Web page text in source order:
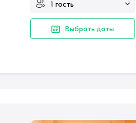
Выбрать даты